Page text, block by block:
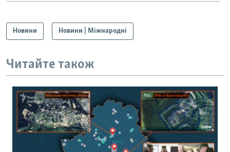
Новини Новини | Міжнародні
Читайте також